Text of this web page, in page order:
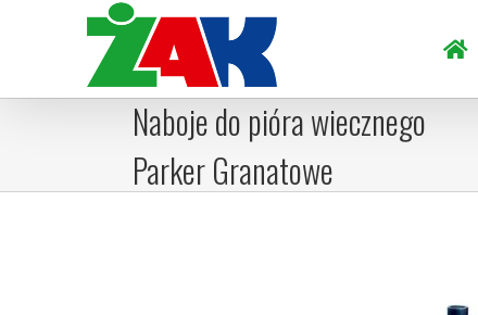
Naboje do pióra wiecznego
Parker Granatowe